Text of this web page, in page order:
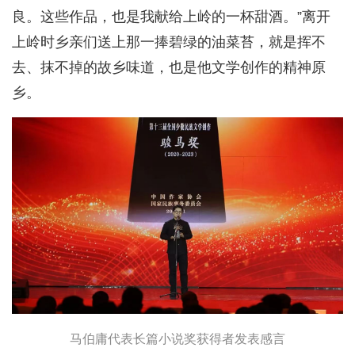
良。这些作品，也是我献给上岭的一杯甜酒。”离开
上岭时乡亲们送上那一捧碧绿的油菜苔，就是挥不
去、抹不掉的故乡味道，也是他文学创作的精神原
乡。
马伯庸代表长篇小说奖获得者发表感言